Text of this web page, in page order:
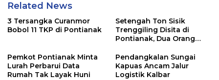
Related News
3 Tersangka Curanmor
Bobol 11 TKP di Pontianak
Setengah Ton Sisik
Trenggiling Disita di
Pontianak, Dua Orang
Pemkot Pontianak Minta
Lurah Perbarui Data
Rumah Tak Layak Huni
Pendangkalan Sungai
Kapuas Ancam Jalur
Logistik Kalbar